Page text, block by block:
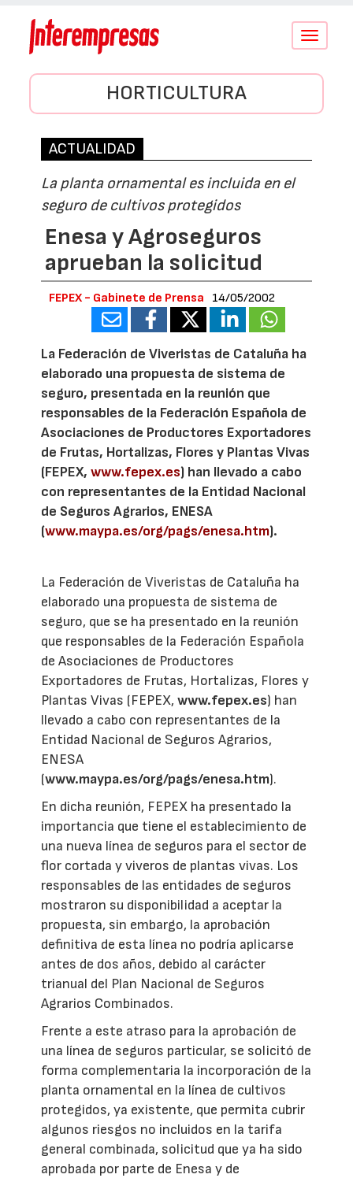
Conmutar
HORTICULTURA
ACTUALIDAD
La planta ornamental es incluida en el
seguro de cultivos protegidos
Enesa y Agroseguros
aprueban la solicitud
FEPEX - Gabinete de Prensa 14/05/2002
La Federación de Viveristas de Cataluña ha
elaborado una propuesta de sistema de
seguro, presentada en la reunión que
responsables de la Federación Española de
Asociaciones de Productores Exportadores
de Frutas, Hortalizas, Flores y Plantas Vivas
(FEPEX,www.fepex.es) han llevado a cabo
con representantes de la Entidad Nacional
de Seguros Agrarios, ENESA
(www.maypa.es/org/pags/enesa.htm).
La Federación de Viveristas de Cataluña ha
elaborado una propuesta de sistema de
seguro, que se ha presentado en la reunión
que responsables de la Federación Española
de Asociaciones de Productores
Exportadores de Frutas, Hortalizas, Flores y
Plantas Vivas (FEPEX,www.fepex.es) han
llevado a cabo con representantes de la
Entidad Nacional de Seguros Agrarios,
ENESA
(www.maypa.es/org/pags/enesa.htm).
En dicha reunión, FEPEX ha presentado la
importancia que tiene el establecimiento de
una nueva línea de seguros para el sector de
flor cortada y viveros de plantas vivas. Los
responsables de las entidades de seguros
mostraron su disponibilidad a aceptar la
propuesta, sin embargo, la aprobación
definitiva de esta línea no podría aplicarse
antes de dos años, debido al carácter
trianual del Plan Nacional de Seguros
Agrarios Combinados.
Frente a este atraso para la aprobación de
una línea de seguros particular, se solicitó de
forma complementaria la incorporación de la
planta ornamental en la línea de cultivos
protegidos, ya existente, que permita cubrir
algunos riesgos no incluidos en la tarifa
general combinada, solicitud que ya ha sido
aprobada por parte de Enesa y de